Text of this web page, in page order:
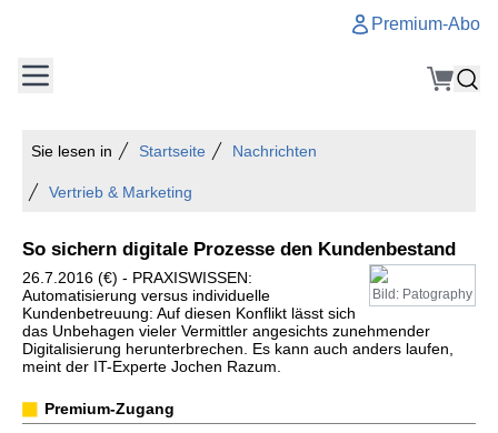
Premium-Abo
Sie lesen in Startseite Nachrichten
Vertrieb & Marketing
So sichern digitale Prozesse den Kundenbestand
Bild: Patography
26.7.2016 (€) - PRAXISWISSEN:
Automatisierung versus individuelle
Kundenbetreuung: Auf diesen Konflikt lässt sich
das Unbehagen vieler Vermittler angesichts zunehmender
Digitalisierung herunterbrechen. Es kann auch anders laufen,
meint der IT-Experte Jochen Razum.
Premium-Zugang